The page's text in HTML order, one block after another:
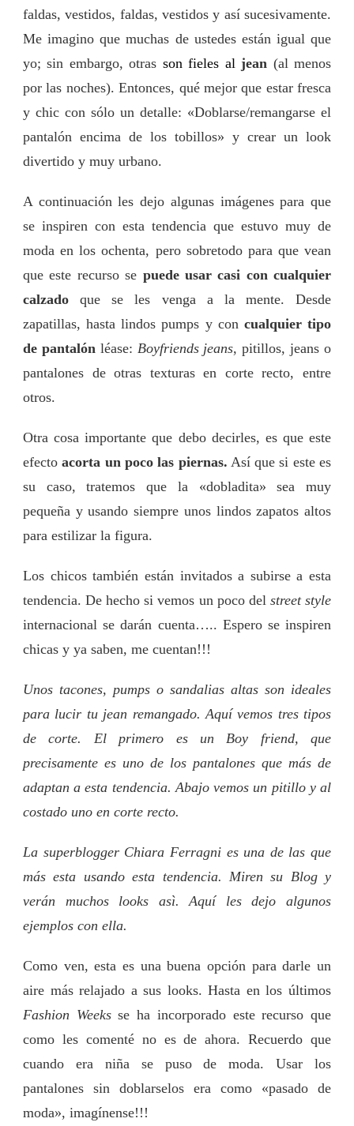
faldas, vestidos, faldas, vestidos y así sucesivamente.
Me imagino que muchas de ustedes están igual que
yo; sin embargo, otras son fieles al jean (al menos
por las noches). Entonces, qué mejor que estar fresca
y chic con sólo un detalle: «Doblarse/remangarse el
pantalón encima de los tobillos» y crear un look
divertido y muy urbano.
A continuación les dejo algunas imágenes para que
se inspiren con esta tendencia que estuvo muy de
moda en los ochenta, pero sobretodo para que vean
que este recurso se puede usar casi con cualquier
calzado que se les venga a la mente. Desde
zapatillas, hasta lindos pumps y con cualquier tipo
de pantalón léase: Boyfriends jeans, pitillos, jeans o
pantalones de otras texturas en corte recto, entre
otros.
Otra cosa importante que debo decirles, es que este
efecto acorta un poco las piernas. Así que si este es
su caso, tratemos que la «dobladita» sea muy
pequeña y usando siempre unos lindos zapatos altos
para estilizar la figura.
Los chicos también están invitados a subirse a esta
tendencia. De hecho si vemos un poco del street style
internacional se darán cuenta….. Espero se inspiren
chicas y ya saben, me cuentan!!!
Unos tacones, pumps o sandalias altas son ideales
para lucir tu jean remangado. Aquí vemos tres tipos
de corte. El primero es un Boy friend, que
precisamente es uno de los pantalones que más de
adaptan a esta tendencia. Abajo vemos un pitillo y al
costado uno en corte recto.
La superblogger Chiara Ferragni es una de las que
más esta usando esta tendencia. Miren su Blog y
verán muchos looks asì. Aquí les dejo algunos
ejemplos con ella.
Como ven, esta es una buena opción para darle un
aire más relajado a sus looks. Hasta en los últimos
Fashion Weeksse ha incorporado este recurso que
como les comenté no es de ahora. Recuerdo que
cuando era niña se puso de moda. Usar los
pantalones sin doblarselos era como «pasado de
moda», imagínense!!!